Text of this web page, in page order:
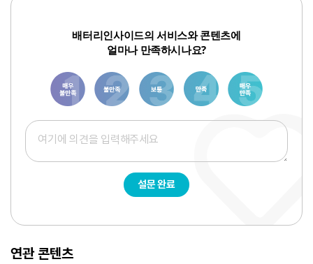
배터리인사이드의 서비스와 콘텐츠에
얼마나 만족하시나요?
1 3 6 8 10
설문 완료
연관 콘텐츠